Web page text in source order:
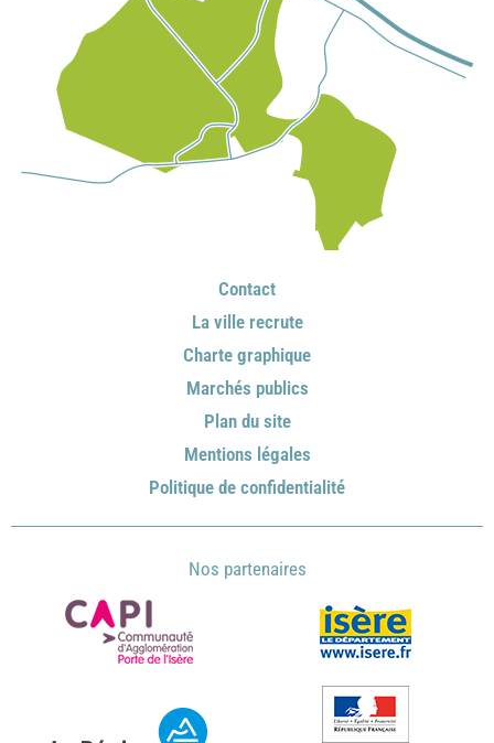
Contact
La ville recrute
Charte graphique
Marchés publics
Plan du site
Mentions légales
Politique de confidentialité
Nos partenaires